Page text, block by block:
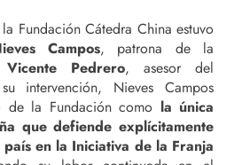
Fundación Cátedra China estuvo
Campos, patrona de la
Vicente Pedrero, asesor del
intervención, Nieves Campos
de la Fundación como la única
que defiende explícitamente
en la Iniciativa de la Franja